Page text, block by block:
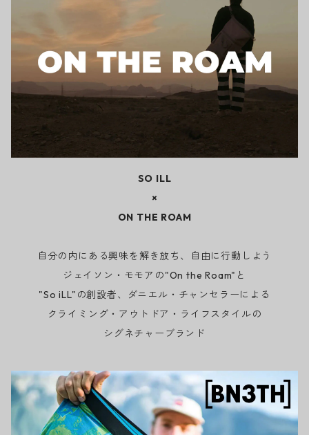
SO ILL
×
ON THE ROAM
自分の内にある興味を解き放ち、自由に行動しよう
ジェイソン・モモアの"On the Roam"と
"So iLL"の創設者、ダニエル・チャンセラーによる
クライミング・アウトドア・ライフスタイルの
シグネチャーブランド